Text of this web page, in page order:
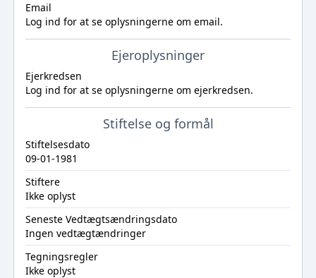
Email
Log ind for at se oplysningerne om email.
Ejeroplysninger
Ejerkredsen
Log ind for at se oplysningerne om ejerkredsen.
Stiftelse og formål
Stiftelsesdato
09-01-1981
Stiftere
Ikke oplyst
Seneste Vedtægtsændringsdato
Ingen vedtægtændringer
Tegningsregler
Ikke oplyst